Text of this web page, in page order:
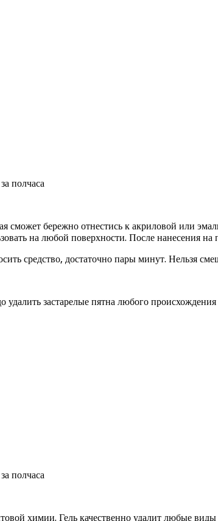
бережно отнестись к акриловой или
на любой поверхности. После нанесения
средство, достаточно пары минут. Нельзя
застарелые пятна любого происхождения
химии. Гель качественно удалит любые виды